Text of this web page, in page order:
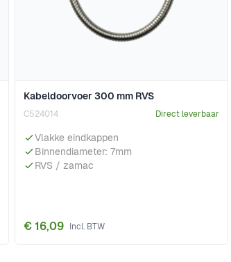
Kabeldoorvoer 300 mm RVS
C524014 Direct leverbaar
Vlakke eindkappen
Binnendiameter: 7mm
RVS / zamac
€ 16,09